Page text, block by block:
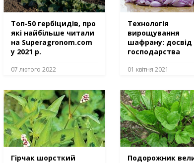
Топ-50 гербіцидів, про
які найбільше читали
на Superagronom.com
у 2021 р.
07 лютого 2022
Технологія
вирощування
шафрану: досвід
господарства
01 квітня 2021
Гірчак шорсткий Подорожник